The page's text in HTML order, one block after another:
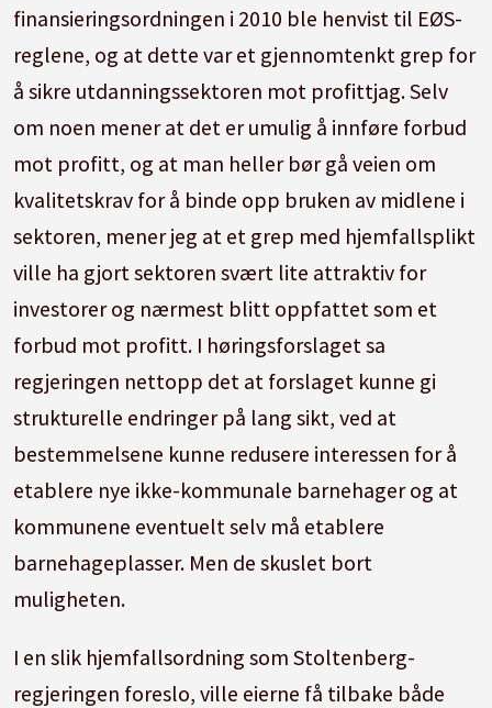
finansieringsordningen i 2010 ble henvist til EØS-
reglene, og at dette var et gjennomtenkt grep for
å sikre utdanningssektoren mot profittjag. Selv
om noen mener at det er umulig å innføre forbud
mot profitt, og at man heller bør gå veien om
kvalitetskrav for å binde opp bruken av midlene i
sektoren, mener jeg at et grep med hjemfallsplikt
ville ha gjort sektoren svært lite attraktiv for
investorer og nærmest blitt oppfattet som et
forbud mot profitt. I høringsforslaget sa
regjeringen nettopp det at forslaget kunne gi
strukturelle endringer på lang sikt, ved at
bestemmelsene kunne redusere interessen for å
etablere nye ikke-kommunale barnehager og at
kommunene eventuelt selv må etablere
barnehageplasser. Men de skuslet bort
muligheten.
I en slik hjemfallsordning som Stoltenberg-
regjeringen foreslo, ville eierne få tilbake både